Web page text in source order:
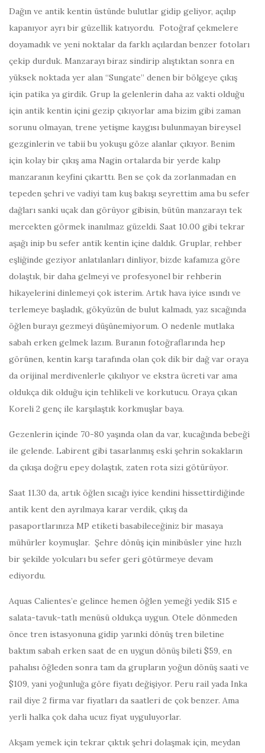
Dağın ve antik kentin üstünde bulutlar gidip geliyor, açılıp
kapanıyor ayrı bir güzellik katıyordu. Fotoğraf çekmelere
doyamadık ve yeni noktalar da farklı açılardan benzer fotoları
çekip durduk. Manzarayı biraz sindirip alıştıktan sonra en
yüksek noktada yer alan “Sungate” denen bir bölgeye çıkış
için patika ya girdik. Grup la gelenlerin daha az vakti olduğu
için antik kentin içini gezip çıkıyorlar ama bizim gibi zaman
sorunu olmayan, trene yetişme kaygısı bulunmayan bireysel
gezginlerin ve tabii bu yokuşu göze alanlar çıkıyor. Benim
için kolay bir çıkış ama Nagin ortalarda bir yerde kalıp
manzaranın keyfini çıkarttı. Ben se çok da zorlanmadan en
tepeden şehri ve vadiyi tam kuş bakışı seyrettim ama bu sefer
dağları sanki uçak dan görüyor gibisin, bütün manzarayı tek
mercekten görmek inanılmaz güzeldi. Saat 10.00 gibi tekrar
aşağı inip bu sefer antik kentin içine daldık. Gruplar, rehber
eşliğinde geziyor anlatılanları dinliyor, bizde kafamıza göre
dolaştık, bir daha gelmeyi ve profesyonel bir rehberin
hikayelerini dinlemeyi çok isterim. Artık hava iyice ısındı ve
terlemeye başladık, gökyüzün de bulut kalmadı, yaz sıcağında
öğlen burayı gezmeyi düşünemiyorum. O nedenle mutlaka
sabah erken gelmek lazım. Buranın fotoğraflarında hep
görünen, kentin karşı tarafında olan çok dik bir dağ var oraya
da orijinal merdivenlerle çıkılıyor ve ekstra ücreti var ama
oldukça dik olduğu için tehlikeli ve korkutucu. Oraya çıkan
Koreli 2 genç ile karşılaştık korkmuşlar baya.
Gezenlerin içinde 70-80 yaşında olan da var, kucağında bebeği
ile gelende. Labirent gibi tasarlanmış eski şehrin sokakların
da çıkışa doğru epey dolaştık, zaten rota sizi götürüyor.
Saat 11.30 da, artık öğlen sıcağı iyice kendini hissettirdiğinde
antik kent den ayrılmaya karar verdik, çıkış da
pasaportlarınıza MP etiketi basabileceğiniz bir masaya
mühürler koymuşlar. Şehre dönüş için minibüsler yine hızlı
bir şekilde yolcuları bu sefer geri götürmeye devam
ediyordu.
Aquas Calientes’e gelince hemen öğlen yemeği yedik S15 e
salata-tavuk-tatlı menüsü oldukça uygun. Otele dönmeden
önce tren istasyonuna gidip yarınki dönüş tren biletine
baktım sabah erken saat de en uygun dönüş bileti $59, en
pahalısı öğleden sonra tam da grupların yoğun dönüş saati ve
$109, yani yoğunluğa göre fiyatı değişiyor. Peru rail yada Inka
rail diye 2 firma var fiyatları da saatleri de çok benzer. Ama
yerli halka çok daha ucuz fiyat uyguluyorlar.
Akşam yemek için tekrar çıktık şehri dolaşmak için, meydan